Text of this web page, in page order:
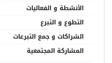
الأنشطة و الفعاليات
التطوع و التبرع
الشراكات و جمع التبرعات
المشاركة المجتمعية